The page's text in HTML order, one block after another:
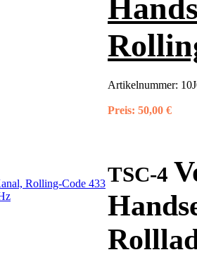
Artikelnummer:
Preis: 50,00 €
TSC-4